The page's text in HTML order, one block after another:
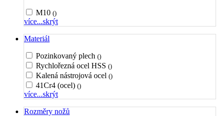
M10 ()
více...skrýt
Materiál
Pozinkovaný plech ()
Rychlořezná ocel HSS ()
Kalená nástrojová ocel ()
41Cr4 (ocel) ()
více...skrýt
Rozměry nožů